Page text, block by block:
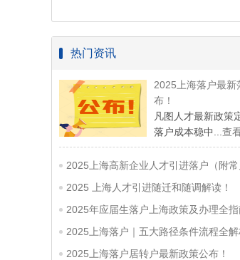
热门资讯
2025上海落户最新
布！
凡图人才最新政策
落户成本稳中... 查
2025 上海人才引进随迁和随调解读！
2025年应届生落户上海政策及办理全
2025上海落户｜五大路径条件流程全
2025上海落户居转户最新政策公布！